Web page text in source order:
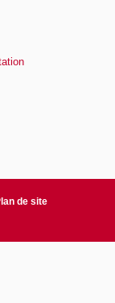
de site